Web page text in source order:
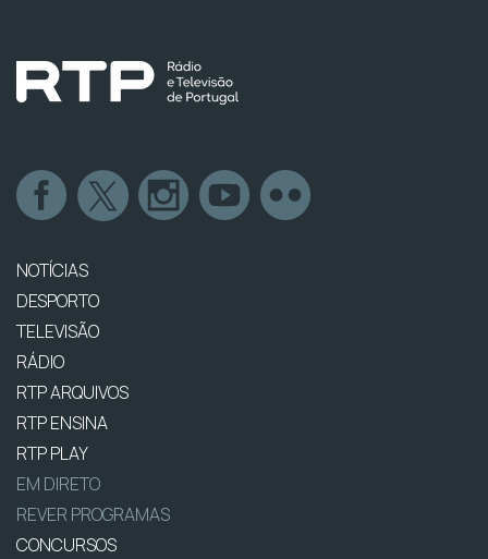
NOTÍCIAS
DESPORTO
TELEVISÃO
RÁDIO
RTP ARQUIVOS
RTP ENSINA
RTP PLAY
EM DIRETO
REVER PROGRAMAS
CONCURSOS